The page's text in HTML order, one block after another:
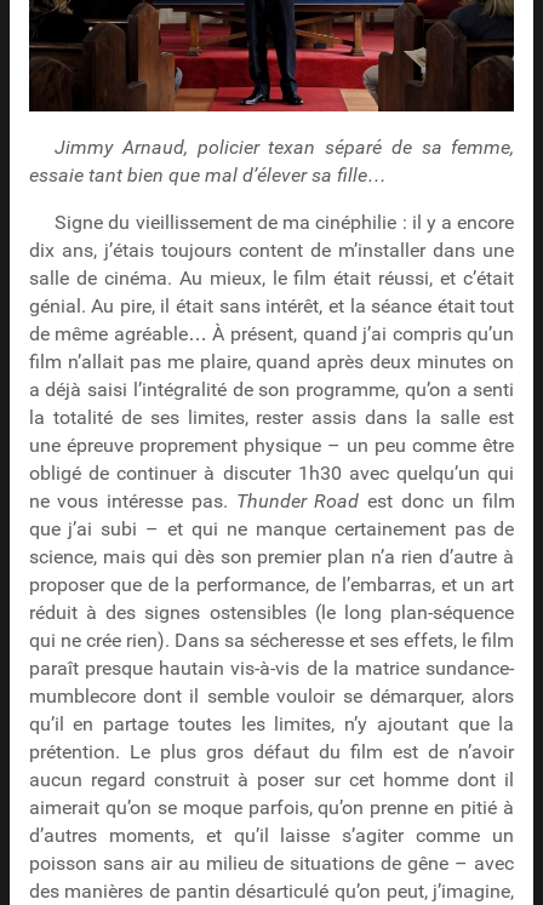
Jimmy Arnaud, policier texan séparé de sa femme,
essaie tant bien que mal d’élever sa fille…
Signe du vieillissement de ma cinéphilie : il y a encore
dix ans, j’étais toujours content de m’installer dans une
salle de cinéma. Au mieux, le film était réussi, et c’était
génial. Au pire, il était sans intérêt, et la séance était tout
de même agréable… À présent, quand j’ai compris qu’un
film n’allait pas me plaire, quand après deux minutes on
a déjà saisi l’intégralité de son programme, qu’on a senti
la totalité de ses limites, rester assis dans la salle est
une épreuve proprement physique – un peu comme être
obligé de continuer à discuter 1h30 avec quelqu’un qui
ne vous intéresse pas. Thunder Road est donc un film
que j’ai subi – et qui ne manque certainement pas de
science, mais qui dès son premier plan n’a rien d’autre à
proposer que de la performance, de l’embarras, et un art
réduit à des signes ostensibles (le long plan-séquence
qui ne crée rien). Dans sa sécheresse et ses effets, le film
paraît presque hautain vis-à-vis de la matrice sundance-
mumblecore dont il semble vouloir se démarquer, alors
qu’il en partage toutes les limites, n’y ajoutant que la
prétention. Le plus gros défaut du film est de n’avoir
aucun regard construit à poser sur cet homme dont il
aimerait qu’on se moque parfois, qu’on prenne en pitié à
d’autres moments, et qu’il laisse s’agiter comme un
poisson sans air au milieu de situations de gêne – avec
des manières de pantin désarticulé qu’on peut, j’imagine,